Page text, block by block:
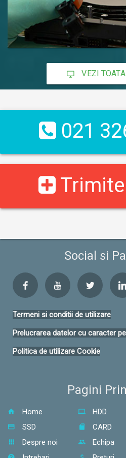
VEZI
021
Trimite
Social si
Termeni si conditii de utilizare
Prelucrarea datelor cu caracter
Politica de utilizare Cookie
Pagini
Home HDD
SSD
CARD
Despre noi
Echipa